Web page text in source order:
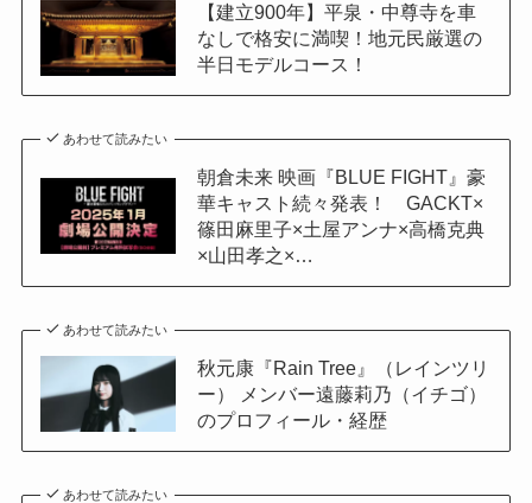
【建立900年】平泉・中尊寺を車
なしで格安に満喫！地元民厳選の
半日モデルコース！
あわせて読みたい
朝倉未来 映画『BLUE FIGHT』豪
華キャスト続々発表！ GACKT×
篠田麻里子×土屋アンナ×高橋克典
×山田孝之×…
あわせて読みたい
秋元康『Rain Tree』（レインツリ
ー） メンバー遠藤莉乃（イチゴ）
のプロフィール・経歴
あわせて読みたい